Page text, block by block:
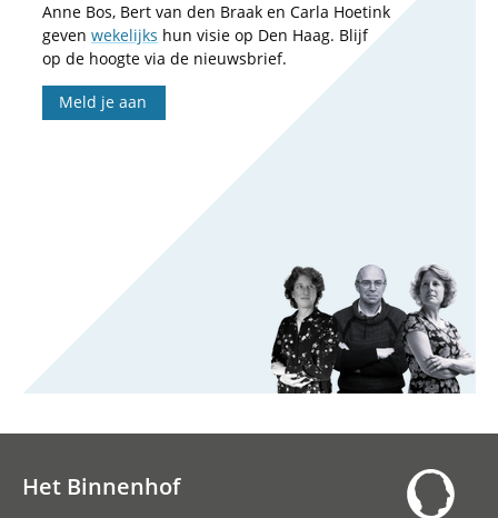
Anne Bos, Bert van den Braak en Carla Hoetink
geven wekelijks hun visie op Den Haag. Blijf
op de hoogte via de nieuwsbrief.
Meld je aan
Het Binnenhof